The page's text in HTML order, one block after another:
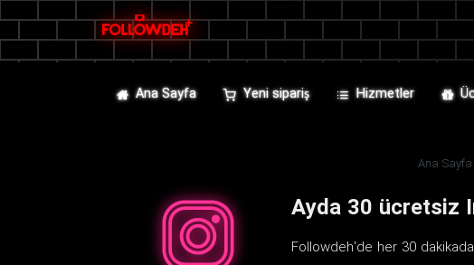
Ana Sayfa Yeni sipariş Hizmetler
Ana Sayfa
Ayda 30 ücretsiz
Followdeh'de her 30